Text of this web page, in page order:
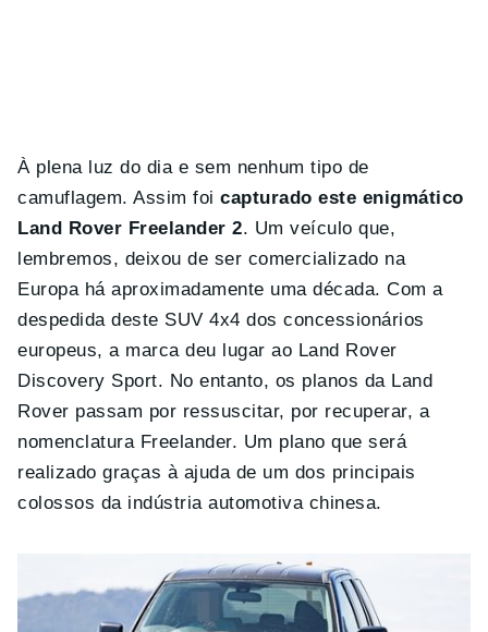
À plena luz do dia e sem nenhum tipo de
camuflagem. Assim foicapturado este enigmático
Land Rover Freelander 2. Um veículo que,
lembremos, deixou de ser comercializado na
Europa há aproximadamente uma década. Com a
despedida deste SUV 4x4 dos concessionários
europeus, a marca deu lugar ao Land Rover
Discovery Sport. No entanto, os planos da Land
Rover passam por ressuscitar, por recuperar, a
nomenclatura Freelander. Um plano que será
realizado graças à ajuda de um dos principais
colossos da indústria automotiva chinesa.